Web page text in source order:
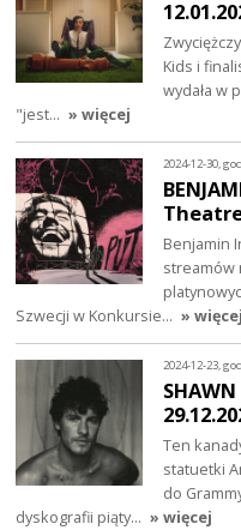
Kids i
wydała w
"jest… » więcej
2024-12-30,
Theatre
Benjamin
streamów
Szwecji w Konkursie… » więcej
2024-12-23,
Ten
statuetki
do
dyskografii piąty… » więcej